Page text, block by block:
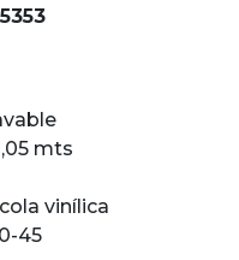
mts
vinílica
45